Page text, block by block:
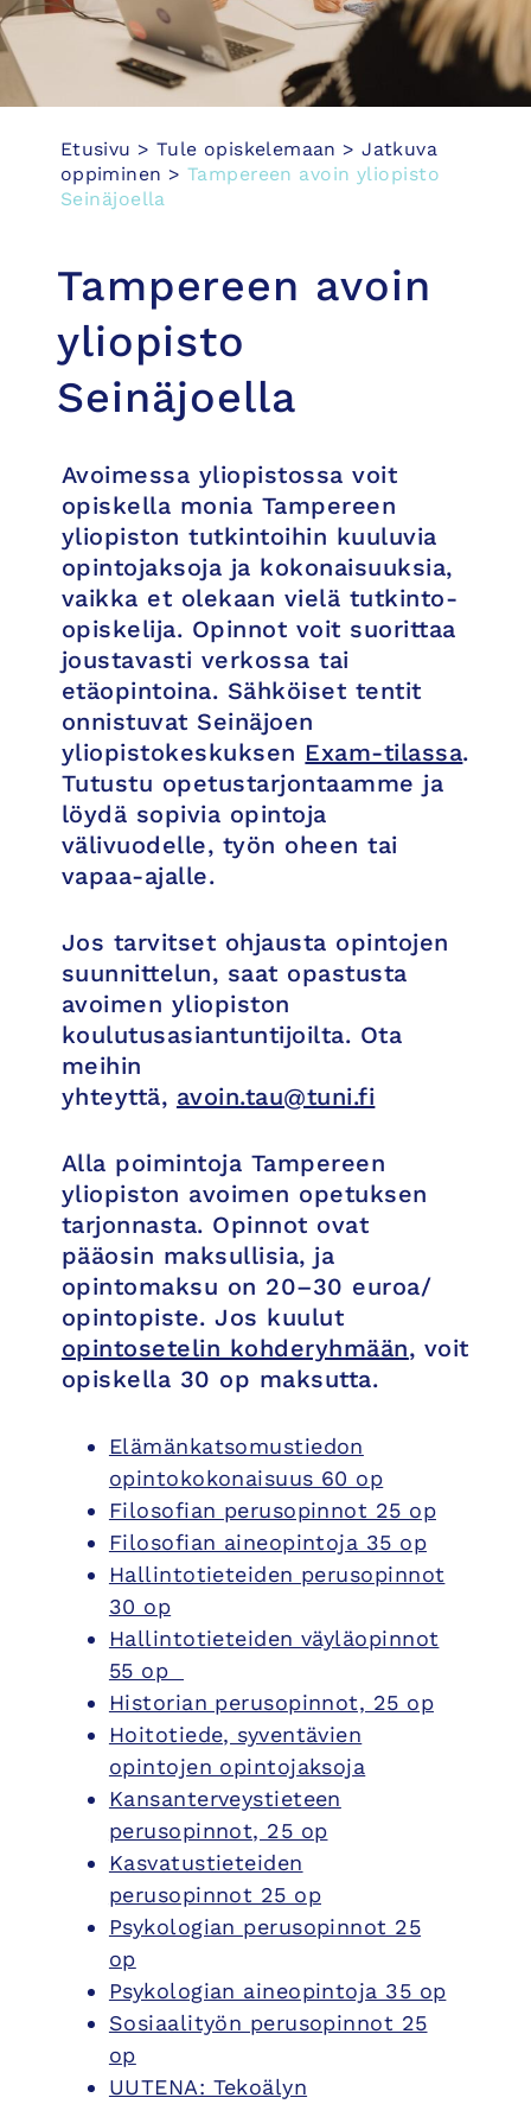
Etusivu >Tule opiskelemaan >Jatkuva
oppiminen > Tampereen avoin yliopisto
Seinäjoella
Tampereen avoin
yliopisto
Seinäjoella
Avoimessa yliopistossa voit
opiskella monia Tampereen
yliopiston tutkintoihin kuuluvia
opintojaksoja ja kokonaisuuksia,
vaikka et olekaan vielä tutkinto-
opiskelija. Opinnot voit suorittaa
joustavasti verkossa tai
etäopintoina. Sähköiset tentit
onnistuvat Seinäjoen
yliopistokeskuksen Exam-tilassa.
Tutustu opetustarjontaamme ja
löydä sopivia opintoja
välivuodelle, työn oheen tai
vapaa-ajalle.
Jos tarvitset ohjausta opintojen
suunnittelun, saat opastusta
avoimen yliopiston
koulutusasiantuntijoilta. Ota
meihin
yhteyttä, avoin.tau@tuni.fi
Alla poimintoja Tampereen
yliopiston avoimen opetuksen
tarjonnasta. Opinnot ovat
pääosin maksullisia, ja
opintomaksu on 20–30 euroa/
opintopiste. Jos kuulut
opintosetelin kohderyhmään, voit
opiskella 30 op maksutta.
Elämänkatsomustiedon
opintokokonaisuus 60 op
Filosofian perusopinnot 25 op
Filosofian aineopintoja 35 op
Hallintotieteiden perusopinnot
30 op
Hallintotieteiden väyläopinnot
55 op
Historian perusopinnot, 25 op
Hoitotiede, syventävien
opintojen opintojaksoja
Kansanterveystieteen
perusopinnot, 25 op
Kasvatustieteiden
perusopinnot 25 op
Psykologian perusopinnot 25
op
Psykologian aineopintoja 35 op
Sosiaalityön perusopinnot 25
op
UUTENA: Tekoälyn